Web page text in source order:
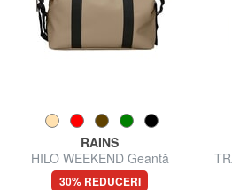
RAINS
HILO WEEKEND Geantă
duffle cu curea de umăr
30% REDUCERI